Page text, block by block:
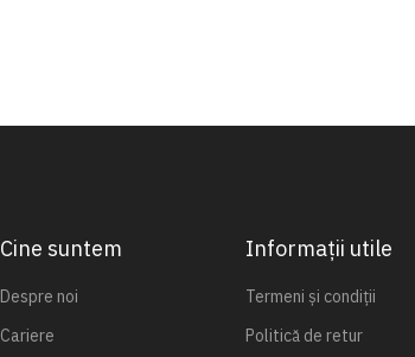
Cine suntem
Despre noi
Cariere
Informații utile
Termeni și condiții
Politică de retur